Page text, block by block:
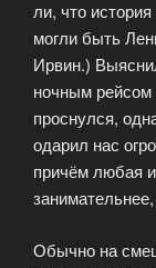
ли, что
могли быть
Ирвин.)
ночным рейсом
проснулся,
одарил нас
причём любая
Обычно на